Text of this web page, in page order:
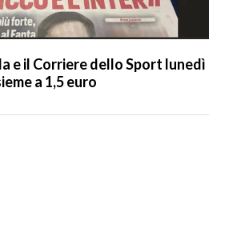
e il Corriere dello Sport lunedì
a 1,5 euro